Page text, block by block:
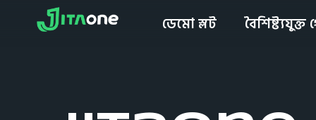
ডেমো স্লট বৈশিষ্ট্যযুক্ত